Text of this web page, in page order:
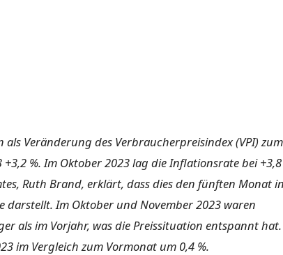
als Veränderung des Verbraucherpreisindex (VPI) zum
%. Im Oktober 2023 lag die Inflationsrate bei +3,8
Ruth Brand, erklärt, dass dies den fünften Monat in
Im Oktober und November 2023 waren
als im Vorjahr, was die Preissituation entspannt
im Vergleich zum Vormonat um 0,4 %.